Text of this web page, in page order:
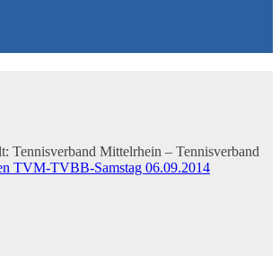
Tennisverband Mittelrhein – Tennisverband
TVM-TVBB-Samstag 06.09.2014